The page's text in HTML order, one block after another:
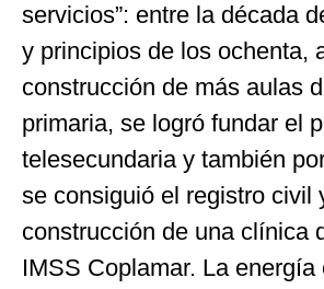
servicios”: entre la década
y principios de los ochenta,
construcción de más aulas
primaria, se logró fundar el
telesecundaria y también
se consiguió el registro civil
construcción de una clínica
IMSS Coplamar. La energía